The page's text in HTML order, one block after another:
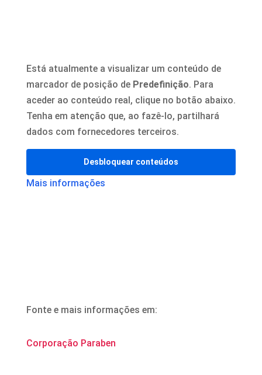
Está atualmente a visualizar um conteúdo de
marcador de posição de Predefinição. Para
aceder ao conteúdo real, clique no botão abaixo.
Tenha em atenção que, ao fazê-lo, partilhará
dados com fornecedores terceiros.
Desbloquear conteúdos
Mais informações
Fonte e mais informações em:
Corporação Paraben